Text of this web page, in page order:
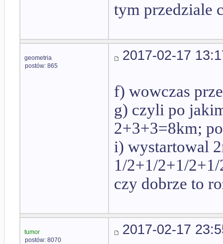
tym przedziale
geometria
postów: 865
2017-02-17
f) wowczas
g) czyli po
2+3+3=8km;
i) wystartowal
1/2+1/2+1/
czy dobrze to
tumor
postów: 8070
2017-02-17